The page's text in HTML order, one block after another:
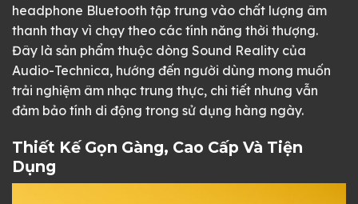
headphone Bluetooth tập trung vào chất lượng âm
thanh thay vì chạy theo các tính năng thời thượng.
Đây là sản phẩm thuộc dòng Sound Reality của
Audio-Technica, hướng đến người dùng mong muốn
trải nghiệm âm nhạc trung thực, chi tiết nhưng vẫn
đảm bảo tính di động trong sử dụng hàng ngày.
Thiết Kế Gọn Gàng, Cao Cấp Và Tiện
Dụng